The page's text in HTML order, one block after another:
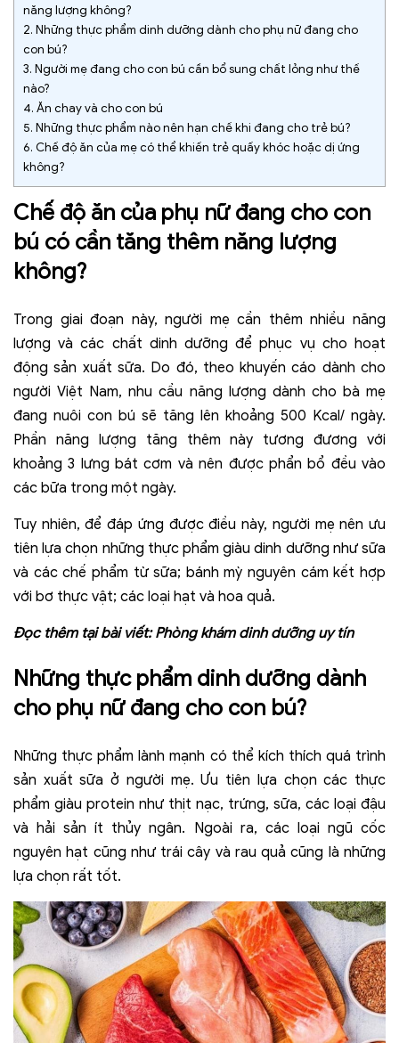
năng lượng không?
2. Những thực phẩm dinh dưỡng dành cho phụ nữ đang cho
con bú?
3. Người mẹ đang cho con bú cần bổ sung chất lỏng như thế
nào?
4. Ăn chay và cho con bú
5. Những thực phẩm nào nên hạn chế khi đang cho trẻ bú?
6. Chế độ ăn của mẹ có thể khiến trẻ quấy khóc hoặc dị ứng
không?
Chế độ ăn của phụ nữ đang cho con
bú có cần tăng thêm năng lượng
không?
Trong giai đoạn này, người mẹ cần thêm nhiều năng
lượng và các chất dinh dưỡng để phục vụ cho hoạt
động sản xuất sữa. Do đó, theo khuyến cáo dành cho
người Việt Nam, nhu cầu năng lượng dành cho bà mẹ
đang nuôi con bú sẽ tăng lên khoảng 500 Kcal/ ngày.
Phần năng lượng tăng thêm này tương đương với
khoảng 3 lưng bát cơm và nên được phẩn bổ đều vào
các bữa trong một ngày.
Tuy nhiên, để đáp ứng được điều này, người mẹ nên ưu
tiên lựa chọn những thực phẩm giàu dinh dưỡng như sữa
và các chế phẩm từ sữa; bánh mỳ nguyên cám kết hợp
với bơ thực vật; các loại hạt và hoa quả.
Đọc thêm tại bài viết:Phòng khám dinh dưỡng uy tín
Những thực phẩm dinh dưỡng dành
cho phụ nữ đang cho con bú?
Những thực phẩm lành mạnh có thể kích thích quá trình
sản xuất sữa ở người mẹ. Ưu tiên lựa chọn các thực
phẩm giàu protein như thịt nạc, trứng, sữa, các loại đậu
và hải sản ít thủy ngân. Ngoài ra, các loại ngũ cốc
nguyên hạt cũng như trái cây và rau quả cũng là những
lựa chọn rất tốt.